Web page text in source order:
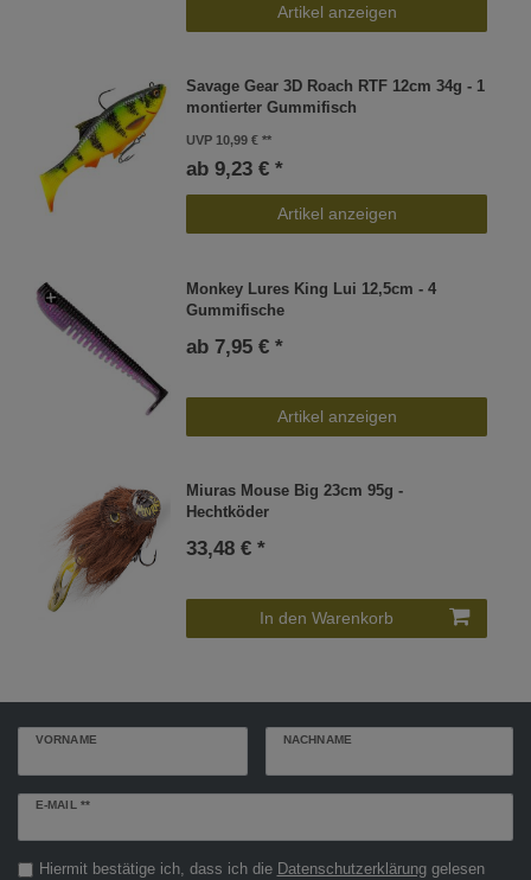
Artikel anzeigen
Savage Gear 3D Roach RTF 12cm 34g - 1
montierter Gummifisch
UVP 10,99 €
ab 9,23 € *
Artikel anzeigen
Monkey Lures King Lui 12,5cm - 4
Gummifische
ab 7,95 € *
Artikel anzeigen
Miuras Mouse Big 23cm 95g -
Hechtköder
33,48 € *
In den Warenkorb
VORNAME NACHNAME
E-MAIL **
Newsletter
Hiermit bestätige ich, dass ich die Daten­schutz­erklärunggelesen